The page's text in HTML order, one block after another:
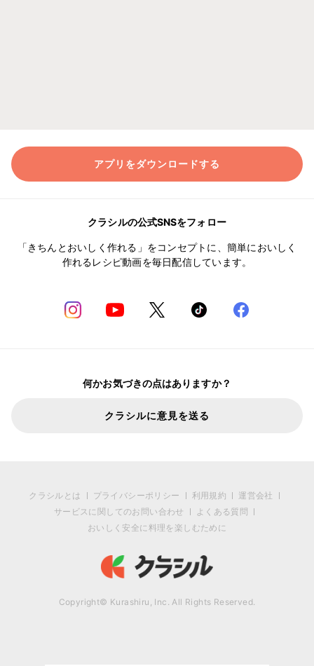
アプリをダウンロードする
クラシルの公式SNSをフォロー
「きちんとおいしく作れる」をコンセプトに、簡単においしく
作れるレシピ動画を毎日配信しています。
何かお気づきの点はありますか？
クラシルに意見を送る
クラシルとは プライバシーポリシー 利用規約
運営会社
サービスに関してのお問い合わせ
よくある質問
おいしく安全に料理を楽しむために
Copyright© Kurashiru, Inc. All Rights Reserved.